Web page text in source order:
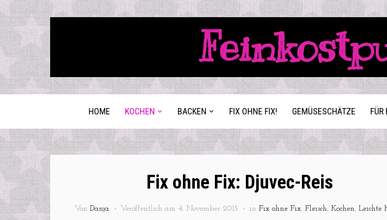
HOME KOCHEN BACKEN FIX OHNE FIX! GEMÜSESCHÄTZE FÜR
Fix ohne Fix: Djuvec-Reis
VonDanja Veröffentlich am 4. November 2015 in Fix ohne Fix, Fleisch, Kochen, Leichte